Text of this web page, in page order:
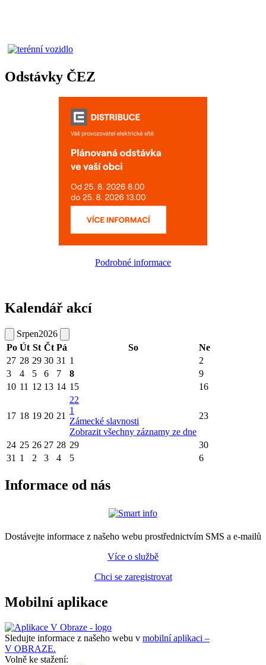
Odstávky ČEZ
Podrobné informace
Kalendář akcí
Srpen2026
Po Út St Čt Pá So
Ne
27 28 29 30 31 1
2
3
4 5 6 7 8
9
10 11 12 13 14 15 16
17 18 19 20 21
22
1
Zámecké slavnosti
Zobrazit všechny záznamy ze dne
23
24 25 26 27 28 29
30
31 1 2 3 4 5 6
Informace od nás
Dostávejte informace z našeho webu prostřednictvím SMS a e-mailů
Více o službě
Chci se zaregistrovat
Mobilní aplikace
Sledujte informace z našeho webu v mobilní aplikaci –
V OBRAZE.
Volně ke stažení: